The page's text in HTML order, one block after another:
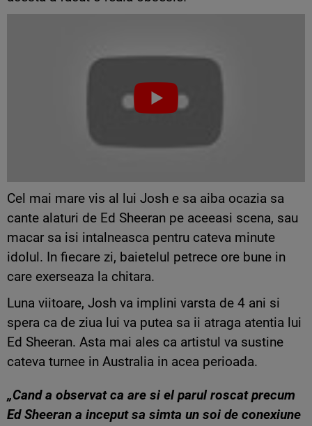
Cel mai mare vis al lui Josh e sa aiba ocazia sa
cante alaturi de Ed Sheeran pe aceeasi scena, sau
macar sa isi intalneasca pentru cateva minute
idolul. In fiecare zi, baietelul petrece ore bune in
care exerseaza la chitara.
Luna viitoare, Josh va implini varsta de 4 ani si
spera ca de ziua lui va putea sa ii atraga atentia lui
Ed Sheeran. Asta mai ales ca artistul va sustine
cateva turnee in Australia in acea perioada.
„Cand a observat ca are si el parul roscat precum
Ed Sheeran a inceput sa simta un soi de conexiune